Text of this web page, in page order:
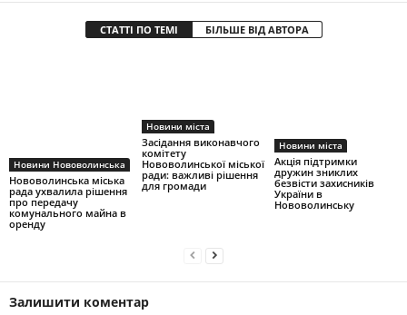
СТАТТІ ПО ТЕМІ БІЛЬШЕ ВІД АВТОРА
Новини Нововолинська
Нововолинська міська
рада ухвалила рішення
про передачу
комунального майна в
оренду
Новини міста
Засідання виконавчого
комітету
Нововолинської міської
ради: важливі рішення
для громади
Новини міста
Акція підтримки
дружин зниклих
безвісти захисників
України в
Нововолинську
Залишити коментар